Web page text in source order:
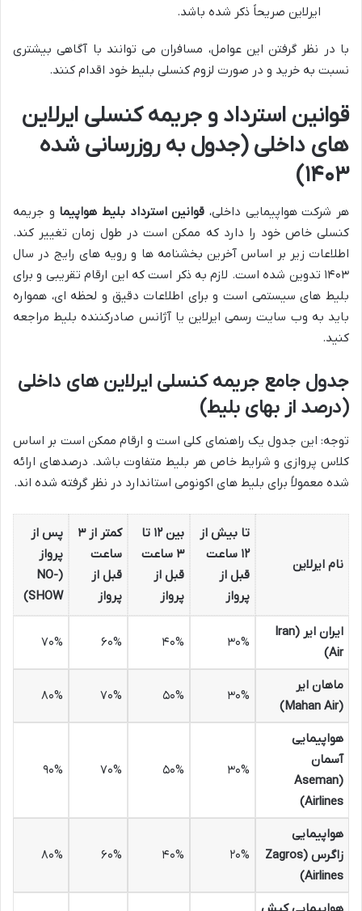
ایرلاین صریحاً ذکر شده باشد.
با در نظر گرفتن این عوامل، مسافران می توانند با آگاهی بیشتری
نسبت به خرید و در صورت لزوم کنسلی بلیط خود اقدام کنند.
قوانین استرداد و جریمه کنسلی ایرلاین
های داخلی (جدول به روزرسانی شده
۱۴۰۳)
هر شرکت هواپیمایی داخلی، قوانین استرداد بلیط هواپیما و جریمه
کنسلی خاص خود را دارد که ممکن است در طول زمان تغییر کند.
اطلاعات زیر بر اساس آخرین بخشنامه ها و رویه های رایج در سال
۱۴۰۳ تدوین شده است. لازم به ذکر است که این ارقام تقریبی و برای
بلیط های سیستمی است و برای اطلاعات دقیق و لحظه ای، همواره
باید به وب سایت رسمی ایرلاین یا آژانس صادرکننده بلیط مراجعه
کنید.
جدول جامع جریمه کنسلی ایرلاین های داخلی
(درصد از بهای بلیط)
توجه: این جدول یک راهنمای کلی است و ارقام ممکن است بر اساس
کلاس پروازی و شرایط خاص هر بلیط متفاوت باشد. درصدهای ارائه
شده معمولاً برای بلیط های اکونومی استاندارد در نظر گرفته شده اند.
نام ایرلاین
تا بیش از
۱۲ ساعت
قبل از
پرواز
بین ۱۲ تا
۳ ساعت
قبل از
پرواز
کمتر از ۳
ساعت
قبل از
پرواز
پس از
پرواز
(NO-
SHOW)
ایران ایر (Iran
Air)
۳۰% ۴۰% ۶۰% ۷۰%
ماهان ایر
(Mahan Air)
۳۰% ۵۰% ۷۰% ۸۰%
هواپیمایی
آسمان
(Aseman
Airlines)
۳۰% ۵۰% ۷۰% ۹۰%
هواپیمایی
زاگرس (Zagros
Airlines)
۲۰% ۴۰% ۶۰% ۸۰%